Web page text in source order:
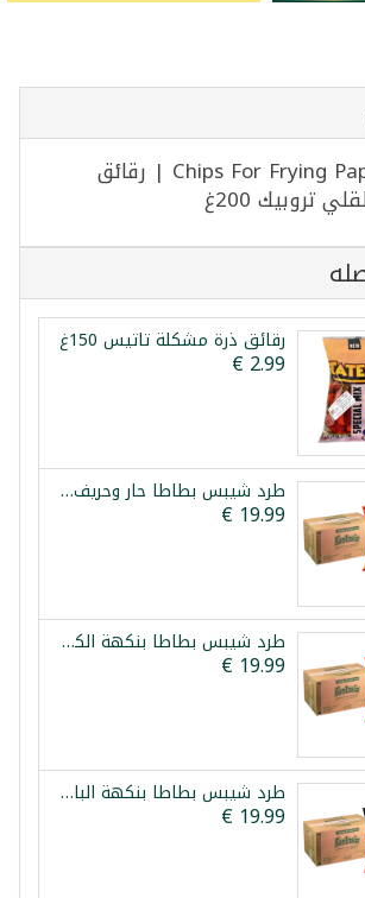
Chips For Frying Paped KRG 200g | رقائق
تروبيك 200غ
رقائق ذرة مشكلة تاتيس 150غ
طرد شيبس بطاطا حار وحريف فانتازيا 12×90غ
طرد شيبس بطاطا بنكهة الكاتشب فانتازيا 12×90غ
طرد شيبس بطاطا بنكهة الباربكيو المدخن فانتازيا 12×90غ